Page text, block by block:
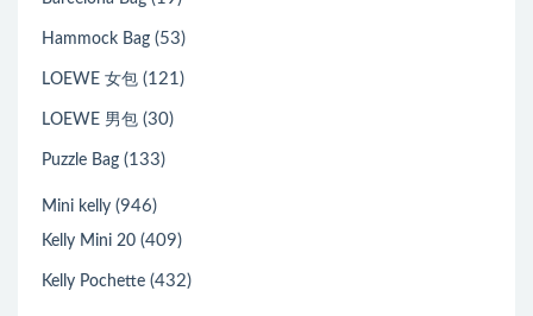
Hammock Bag (53)
LOEWE 女包 (121)
LOEWE 男包 (30)
Puzzle Bag (133)
Mini kelly (946)
Kelly Mini 20 (409)
Kelly Pochette (432)